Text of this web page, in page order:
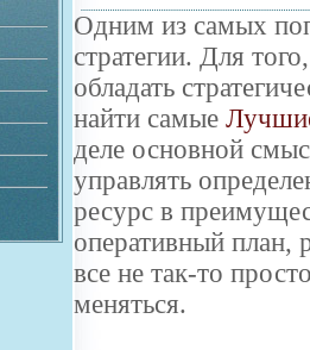
Одним из самых
стратегии. Для
обладать
найти самые
деле основной
управлять
ресурс в
оперативный план,
все не так-то
меняться.